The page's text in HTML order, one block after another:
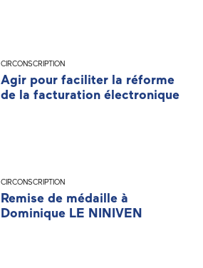
CIRCONSCRIPTION
Agir pour faciliter la réforme
de la facturation électronique
CIRCONSCRIPTION
Remise de médaille à
Dominique LE NINIVEN